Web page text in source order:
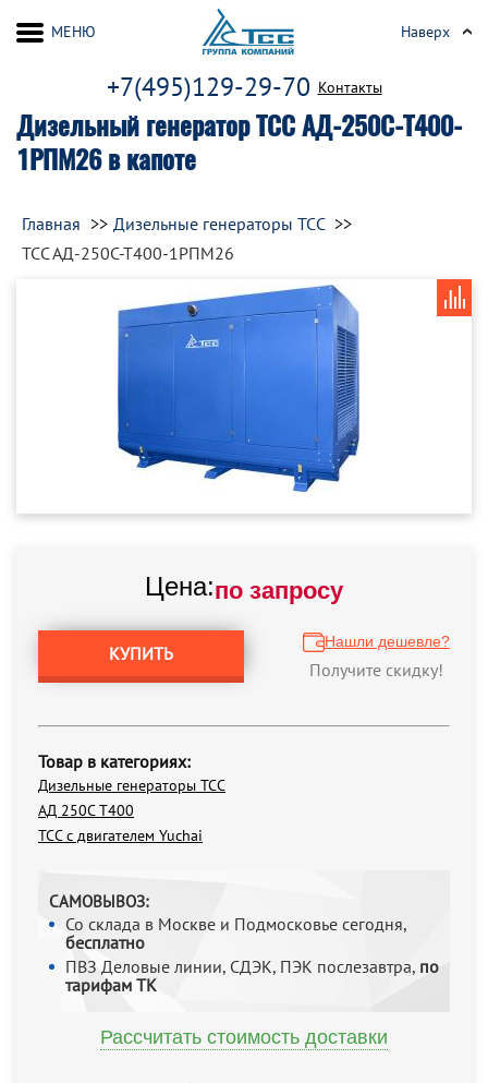
Дизельный генератор ТСС АД-250С-Т400-
1РПМ26 в капоте
+7(495)129-29-70 Контакты
МЕНЮ Наверх
Главная
Дизельные генераторы ТСС
ТСС АД-250С-Т400-1РПМ26
Цена:по запросу
КУПИТЬ
Нашли дешевле?
Получите скидку!
Товар в категориях:
Дизельные генераторы ТСС
АД 250С Т400
ТСС с двигателем Yuchai
САМОВЫВОЗ:
Со склада в Москве и Подмосковье сегодня,
бесплатно
ПВЗ Деловые линии, СДЭК, ПЭК послезавтра, по
тарифам ТК
Рассчитать стоимость доставки